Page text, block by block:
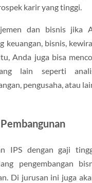
karir yang tinggi.
dan bisnis jika
keuangan, bisnis,
Anda juga bisa
lain seperti
pengusaha, atau
IPS dengan gaji
pengembangan
Di jurusan ini juga